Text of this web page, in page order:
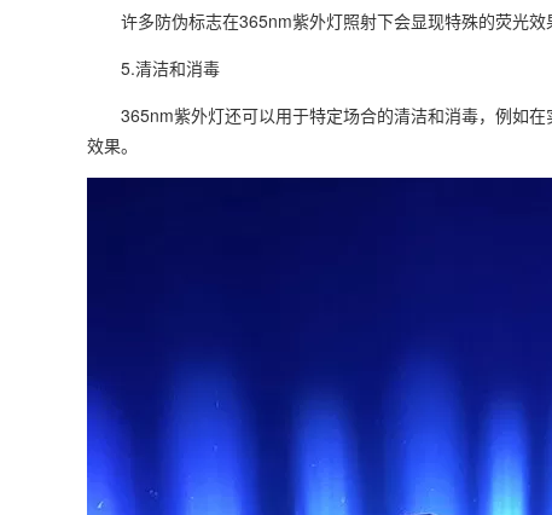
许多防伪标志在365nm紫外灯照射下会显现特殊的荧光效
5.清洁和消毒
365nm紫外灯还可以用于特定场合的清洁和消毒，例如在
效果。